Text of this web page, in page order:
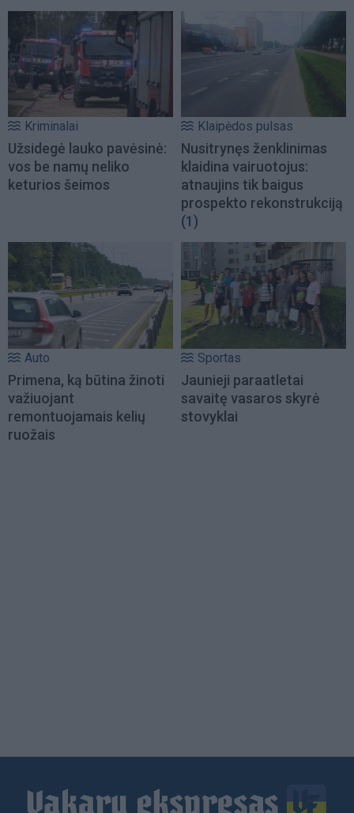
Kriminalai
Užsidegė lauko pavėsinė:
vos be namų neliko
keturios šeimos
Klaipėdos pulsas
Nusitrynęs ženklinimas
klaidina vairuotojus:
atnaujins tik baigus
prospekto rekonstrukciją
(1)
Auto
Primena, ką būtina žinoti
važiuojant
remontuojamais kelių
ruožais
Sportas
Jaunieji paraatletai
savaitę vasaros skyrė
stovyklai